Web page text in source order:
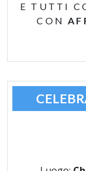
E TUTTI
CON